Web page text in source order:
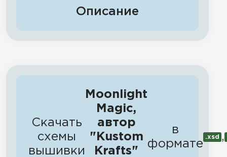
Описание
Скачать
схемы
вышивки
Moonlight
Magic,
автор
"Kustom
Krafts"
в
формате
.xsd ,